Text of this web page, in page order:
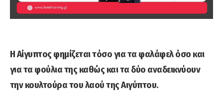
Η Αίγυπτος φημίζεται τόσο για τα φαλάφελ όσο και
για τα φούλια της καθώς και τα δύο αναδεικνύουν
την κουλτούρα του λαού της Αιγύπτου.